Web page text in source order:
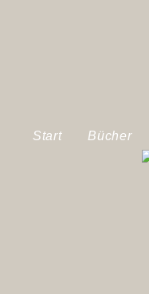
Start Bücher